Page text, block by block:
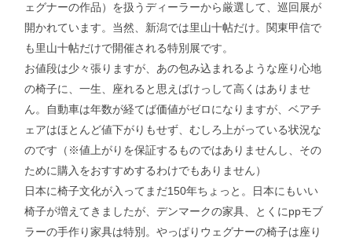
ェグナーの作品）を扱うディーラーから厳選して、巡回展が
開かれています。当然、新潟では里山十帖だけ。関東甲信で
も里山十帖だけで開催される特別展です。
お値段は少々張りますが、あの包み込まれるような座り心地
の椅子に、一生、座れると思えばけっして高くはありませ
ん。自動車は年数が経てば価値がゼロになりますが、ベアチ
ェアはほとんど値下がりもせず、むしろ上がっている状況な
のです（※値上がりを保証するものではありませんし、その
ために購入をおすすめするわけでもありません）
日本に椅子文化が入ってまだ150年ちょっと。日本にもいい
椅子が増えてきましたが、デンマークの家具、とくにppモブ
ラーの手作り家具は特別。やっぱりウェグナーの椅子は座り